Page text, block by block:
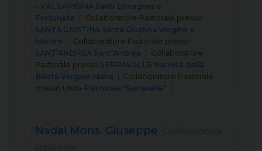
– VAL LAPISINA Santi Ermagora e
Fortunato
Collaboratore Pastorale presso
SANTA GIUSTINA Santa Giustina Vergine e
Martire
Collaboratore Pastorale presso
SANT’ANDREA Sant’Andrea
Collaboratore
Pastorale presso SERRAVALLE Natività della
Beata Vergine Maria
Collaboratore Pastorale
presso Unità Pastorale “Serravalle”
Nadal Mons. Giuseppe